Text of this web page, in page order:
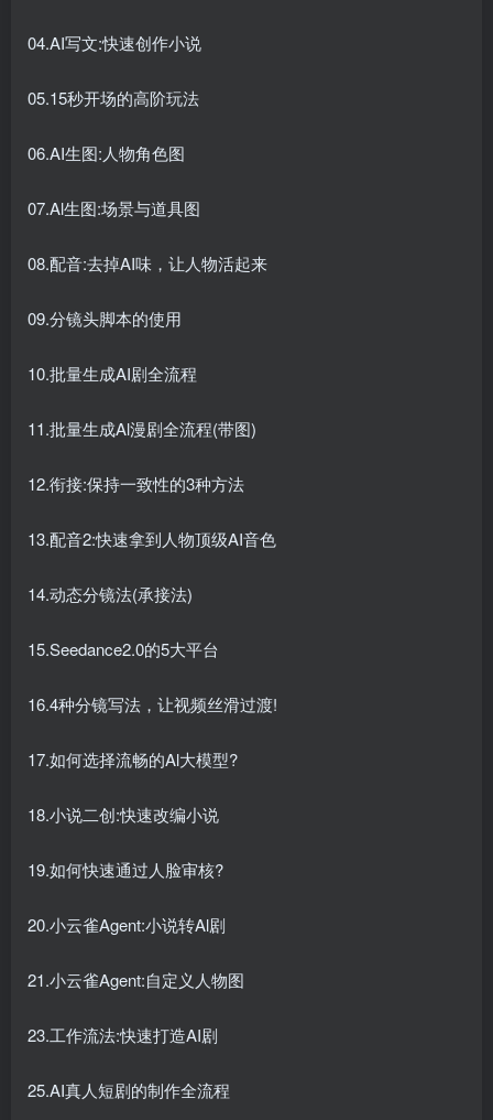
04.AI写文:快速创作小说
05.15秒开场的高阶玩法
06.AI生图:人物角色图
07.Al生图:场景与道具图
08.配音:去掉AI味，让人物活起来
09.分镜头脚本的使用
10.批量生成AI剧全流程
11.批量生成Al漫剧全流程(带图)
12.衔接:保持一致性的3种方法
13.配音2:快速拿到人物顶级AI音色
14.动态分镜法(承接法)
15.Seedance2.0的5大平台
16.4种分镜写法，让视频丝滑过渡!
17.如何选择流畅的Al大模型?
18.小说二创:快速改编小说
19.如何快速通过人脸审核?
20.小云雀Agent:小说转Al剧
21.小云雀Agent:自定义人物图
23.工作流法:快速打造AI剧
25.AI真人短剧的制作全流程